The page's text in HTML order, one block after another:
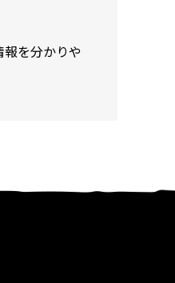
を分かりや